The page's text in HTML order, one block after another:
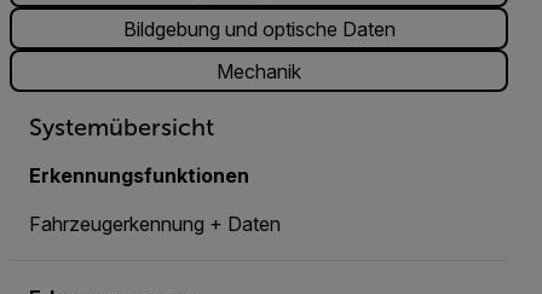
Bildgebung und optische Daten
Mechanik
Systemübersicht
Erkennungsfunktionen
Fahrzeugerkennung + Daten